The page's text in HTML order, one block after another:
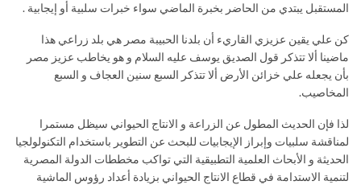
المستقبل يبتدي من الحاضر بخبرة الماضي سواء خبرات سلبية أو إيجابية .
كن علي يقين عزيزي القاريء أن بلدنا الحبيبة مصر هي بلد زراعي هذا
ماضينا ألا تتذكر قول الصديق يوسف عليه السلام و هو يخاطب عزيز مصر
بأن يجعله علي خزائن الأرض ألا تتذكر السبع سنين العجاف و السبع
المخاصيب.
لذا فإن الحديث المطول عن الزراعة و الانتاج الحيواني سيظل مستمرا
لمناقشة سلبيات وإبراز الإيجابيات للبحث عن التطوير باستخدام التكنولولجيا
الحديثة و الأبحاث العلمية التطبيقية التي تواكب مخططات الدولة المصرية
لتنمية الاستدامة في قطاع الانتاج الحيواني بزيادة أعداد رؤوس الماشية